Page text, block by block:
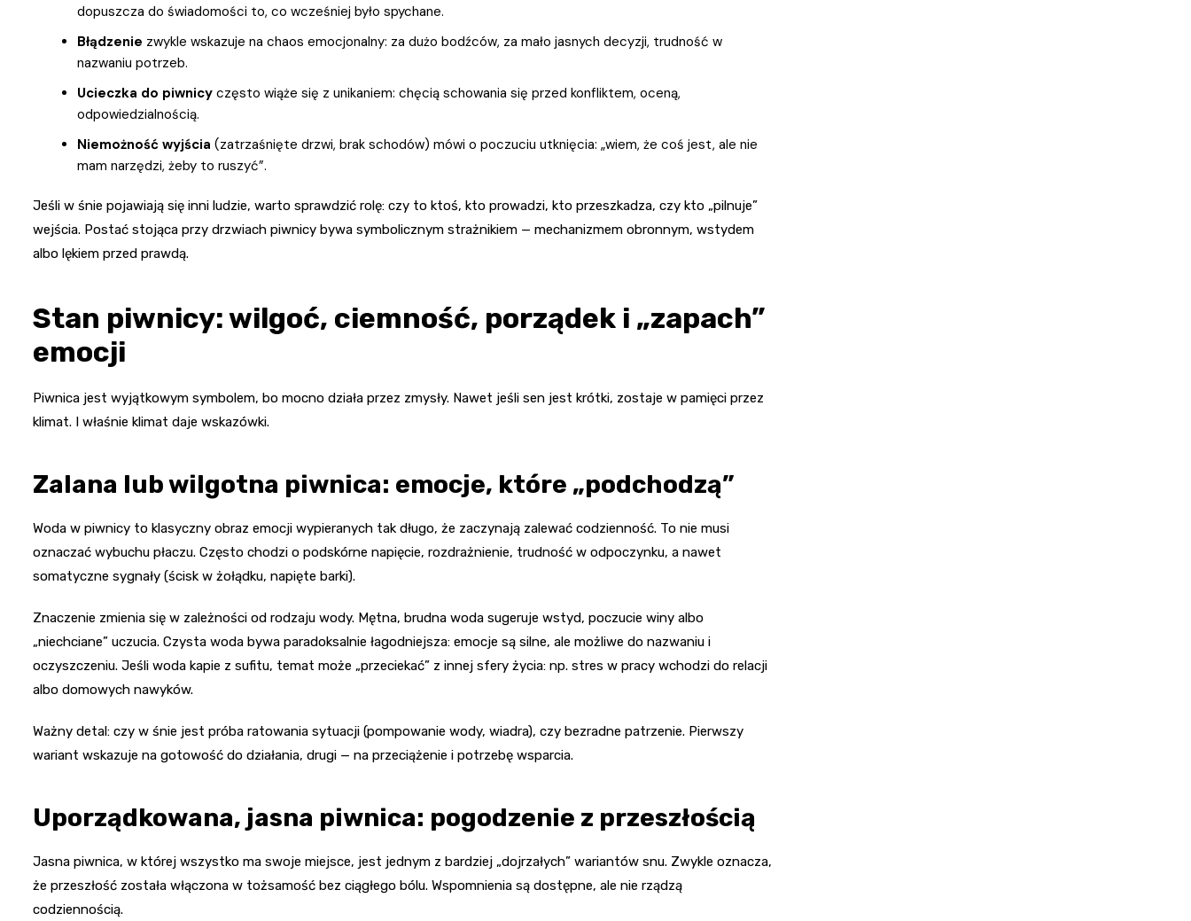
dopuszcza do świadomości to, co wcześniej było spychane.
Błądzenie zwykle wskazuje na chaos emocjonalny: za dużo bodźców, za mało jasnych decyzji, trudność w
nazwaniu potrzeb.
Ucieczka do piwnicy często wiąże się z unikaniem: chęcią schowania się przed konfliktem, oceną,
odpowiedzialnością.
Niemożność wyjścia (zatrzaśnięte drzwi, brak schodów) mówi o poczuciu utknięcia: „wiem, że coś jest, ale nie
mam narzędzi, żeby to ruszyć”.
Jeśli w śnie pojawiają się inni ludzie, warto sprawdzić rolę: czy to ktoś, kto prowadzi, kto przeszkadza, czy kto „pilnuje”
wejścia. Postać stojąca przy drzwiach piwnicy bywa symbolicznym strażnikiem — mechanizmem obronnym, wstydem
albo lękiem przed prawdą.
Stan piwnicy: wilgoć, ciemność, porządek i „zapach”
emocji
Piwnica jest wyjątkowym symbolem, bo mocno działa przez zmysły. Nawet jeśli sen jest krótki, zostaje w pamięci przez
klimat. I właśnie klimat daje wskazówki.
Zalana lub wilgotna piwnica: emocje, które „podchodzą”
Woda w piwnicy to klasyczny obraz emocji wypieranych tak długo, że zaczynają zalewać codzienność. To nie musi
oznaczać wybuchu płaczu. Często chodzi o podskórne napięcie, rozdrażnienie, trudność w odpoczynku, a nawet
somatyczne sygnały (ścisk w żołądku, napięte barki).
Znaczenie zmienia się w zależności od rodzaju wody. Mętna, brudna woda sugeruje wstyd, poczucie winy albo
„niechciane” uczucia. Czysta woda bywa paradoksalnie łagodniejsza: emocje są silne, ale możliwe do nazwaniu i
oczyszczeniu. Jeśli woda kapie z sufitu, temat może „przeciekać” z innej sfery życia: np. stres w pracy wchodzi do relacji
albo domowych nawyków.
Ważny detal: czy w śnie jest próba ratowania sytuacji (pompowanie wody, wiadra), czy bezradne patrzenie. Pierwszy
wariant wskazuje na gotowość do działania, drugi — na przeciążenie i potrzebę wsparcia.
Uporządkowana, jasna piwnica: pogodzenie z przeszłością
Jasna piwnica, w której wszystko ma swoje miejsce, jest jednym z bardziej „dojrzałych” wariantów snu. Zwykle oznacza,
że przeszłość została włączona w tożsamość bez ciągłego bólu. Wspomnienia są dostępne, ale nie rządzą
codziennością.